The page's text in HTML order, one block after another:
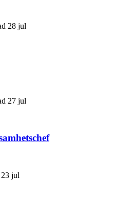
28 jul
27 jul
23 jul